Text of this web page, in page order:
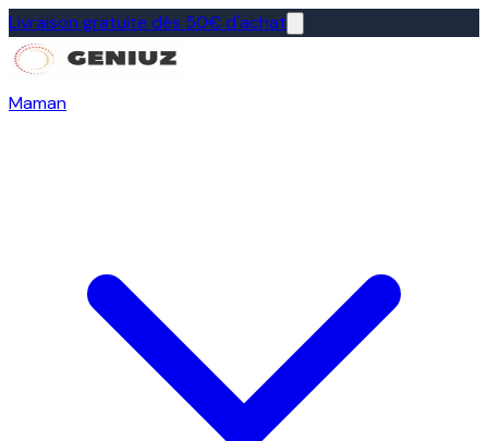
Livraison gratuite dès 50€ d'achat
Maman